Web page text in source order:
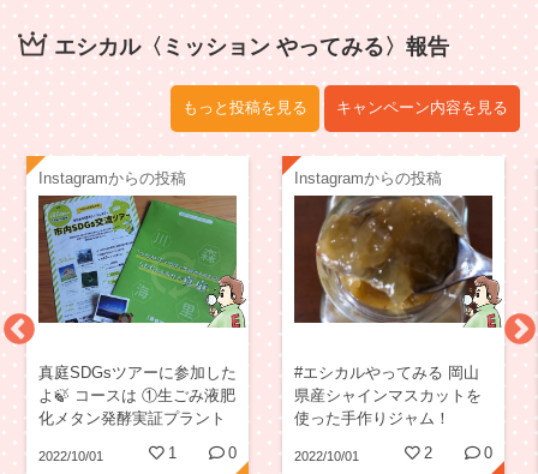
エシカル〈ミッション やってみる〉報告
もっと投稿を見る キャンペーン内容を見る
Instagramからの投稿
真庭SDGsツアーに参加した
よ🍃 コースは ①生ごみ液肥
化メタン発酵実証プラント
②液肥野菜収穫体験 ③里山
里海交流館「しんぴお」見
2022/10/01 1 0
Instagramからの投稿
#エシカルやってみる 岡山
県産シャインマスカットを
使った手作りジャム！
2022/10/01 2 0